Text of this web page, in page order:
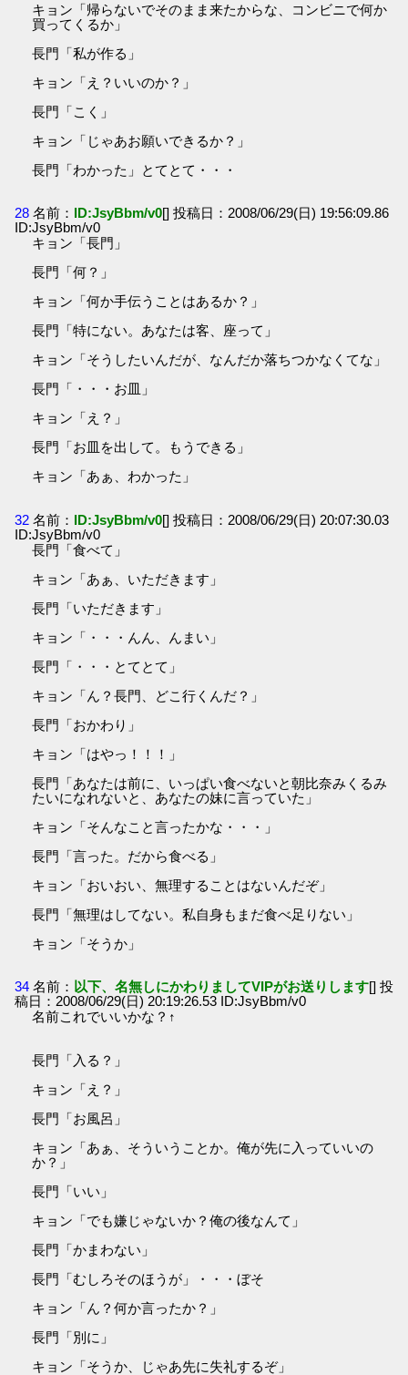
キョン「帰らないでそのまま来たからな、コンビニで何か
買ってくるか」
長門「私が作る」
キョン「え？いいのか？」
長門「こく」
キョン「じゃあお願いできるか？」
長門「わかった」とてとて・・・
28 名前： ID:JsyBbm/v0[] 投稿日：2008/06/29(日) 19:56:09.86
ID:JsyBbm/v0
キョン「長門」
長門「何？」
キョン「何か手伝うことはあるか？」
長門「特にない。あなたは客、座って」
キョン「そうしたいんだが、なんだか落ちつかなくてな」
長門「・・・お皿」
キョン「え？」
長門「お皿を出して。もうできる」
キョン「あぁ、わかった」
32 名前： ID:JsyBbm/v0[] 投稿日：2008/06/29(日) 20:07:30.03
ID:JsyBbm/v0
長門「食べて」
キョン「あぁ、いただきます」
長門「いただきます」
キョン「・・・んん、んまい」
長門「・・・とてとて」
キョン「ん？長門、どこ行くんだ？」
長門「おかわり」
キョン「はやっ！！！」
長門「あなたは前に、いっぱい食べないと朝比奈みくるみ
たいになれないと、あなたの妹に言っていた」
キョン「そんなこと言ったかな・・・」
長門「言った。だから食べる」
キョン「おいおい、無理することはないんだぞ」
長門「無理はしてない。私自身もまだ食べ足りない」
キョン「そうか」
34 名前： 以下、名無しにかわりましてVIPがお送りします[] 投
稿日：2008/06/29(日) 20:19:26.53 ID:JsyBbm/v0
名前これでいいかな？↑
長門「入る？」
キョン「え？」
長門「お風呂」
キョン「あぁ、そういうことか。俺が先に入っていいの
か？」
長門「いい」
キョン「でも嫌じゃないか？俺の後なんて」
長門「かまわない」
長門「むしろそのほうが」・・・ぼそ
キョン「ん？何か言ったか？」
長門「別に」
キョン「そうか、じゃあ先に失礼するぞ」